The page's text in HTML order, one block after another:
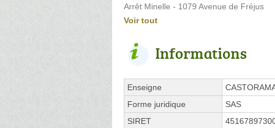
Arrêt Minelle - 1079 Avenue de Fréjus
Voir tout
Informations
Enseigne
Forme juridique
SAS
SIRET